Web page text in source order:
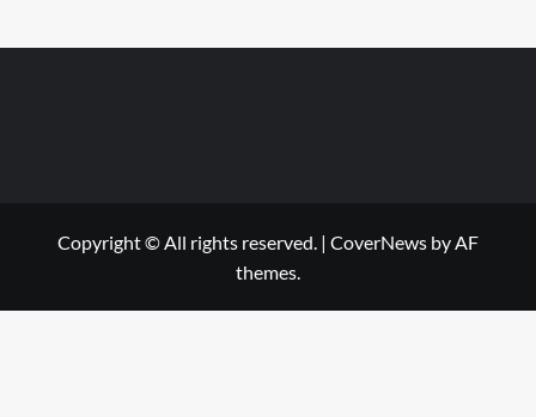
Copyright © All rights reserved. | CoverNews by AF
themes.